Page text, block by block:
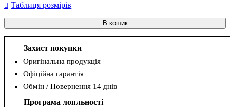
Таблиця розмірів
В кошик
Захист покупки
Оригінальна продукція
Офіційна гарантія
Обмін / Повернення 14 днів
Програма лояльності